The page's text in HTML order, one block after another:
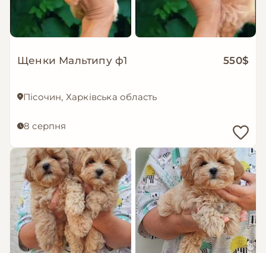
Щенки Мальтипу ф1 550$
Пісочин, Харківська область
8 серпня